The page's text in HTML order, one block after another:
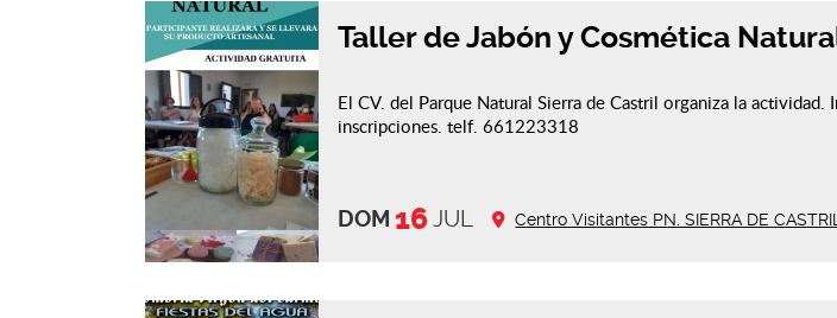
Taller de Jabón y Cosmética
El CV. del Parque Natural Sierra de Castril organiza la actividad.
inscripciones. telf. 661223318
DOM 16JUL Centro Visitantes PN. SIERRA DE CASTRIL